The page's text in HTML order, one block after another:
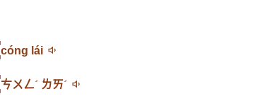
cóng lái
ㄘㄨㄥˊ ㄌㄞˊ